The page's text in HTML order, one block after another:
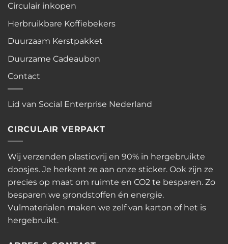
Circulair inkopen
Herbruikbare Koffiebekers
Duurzaam Kerstpakket
Duurzame Cadeaubon
Contact
Lid van Social Enterprise Nederland
CIRCULAIR VERPAKT
Wij verzenden plasticvrij en 90% in hergebruikte
doosjes. Je herkent ze aan onze sticker. Ook zijn ze
precies op maat om ruimte en CO2 te besparen. Zo
besparen we grondstoffen én energie.
Vulmaterialen maken we zelf van karton of het is
hergebruikt.